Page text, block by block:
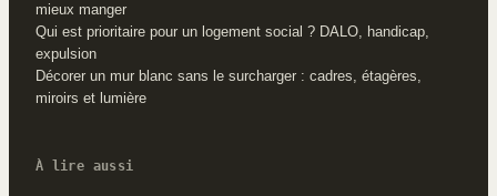
mieux manger
Qui est prioritaire pour un logement social ? DALO, handicap,
expulsion
Décorer un mur blanc sans le surcharger : cadres, étagères,
miroirs et lumière
À lire aussi